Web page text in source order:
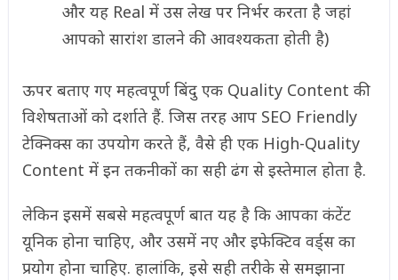
और यह Real में उस लेख पर निर्भर करता है जहां
आपको सारांश डालने की आवश्यकता होती है)
ऊपर बताए गए महत्वपूर्ण बिंदु एक Quality Content की
विशेषताओं को दर्शाते हैं. जिस तरह आप SEO Friendly
टेक्निक्स का उपयोग करते हैं, वैसे ही एक High-Quality
Content में इन तकनीकों का सही ढंग से इस्तेमाल होता है.
लेकिन इसमें सबसे महत्वपूर्ण बात यह है कि आपका कंटेंट
यूनिक होना चाहिए, और उसमें नए और इफेक्टिव वर्ड्स का
प्रयोग होना चाहिए. हालांकि, इसे सही तरीके से समझाना